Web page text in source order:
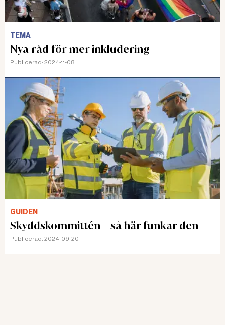
TEMA
Nya råd för mer inkludering
Publicerad: 2024-11-08
GUIDEN
Skyddskommittén – så här funkar den
Publicerad: 2024-09-20